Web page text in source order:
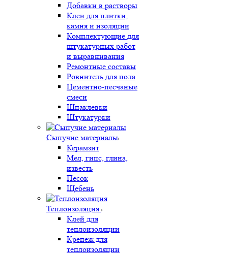
Добавки в растворы
Клеи для плитки,
камня и изоляции
Комплектующие для
штукатурных работ
и выравнивания
Ремонтные составы
Ровнитель для пола
Цементно-песчаные
смеси
Шпаклевки
Штукатурки
Сыпучие материалы
Керамзит
Мел, гипс, глина,
известь
Песок
Щебень
Теплоизоляция
Клей для
теплоизоляции
Крепеж для
теплоизоляции